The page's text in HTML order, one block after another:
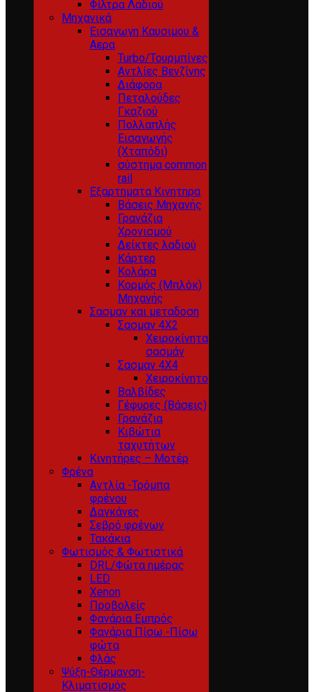
Φίλτρα Λαδιού
Μηχανικά
Εισαγωγη Καυσιμου &
Αερα
Turbo/Τουρμπίνες
Αντλίες Βενζίνης
Διάφορα
Πεταλούδες
Γκαζιού
Πολλαπλής
Εισαγωγής
(Χταπόδι)
σύστημα common
rail
Εξαρτηματα Κινητηρα
Βάσεις Μηχανής
Γρανάζια
Χρονισμού
Δείκτες λαδιού
Κάρτερ
Κολάρα
Κορμός (Μπλόκ)
Μηχανής
Σασμαν και μεταδοση
Σασμαν 4Χ2
Χειροκίνητα
σασμάν
Σασμαν 4Χ4
Χειροκίνητο
Βαλβίδες
Γέφυρες (Βάσεις)
Γρανάζια
Κιβώτια
ταχυτήτων
Κινητήρες – Μοτέρ
Φρένα
Αντλία -Τρόμπα
φρένου
Δαγκάνες
Σεβρό φρένων
Τακάκια
Φωτισμός & Φωτιστικά
DRL/Φώτα ημέρας
LED
Xenon
Προβολείς
Φανάρια Εμπρός
Φανάρια Πίσω -Πίσω
φώτα
Φλάς
Ψύξη-Θέρμανση-
Κλιματισμός